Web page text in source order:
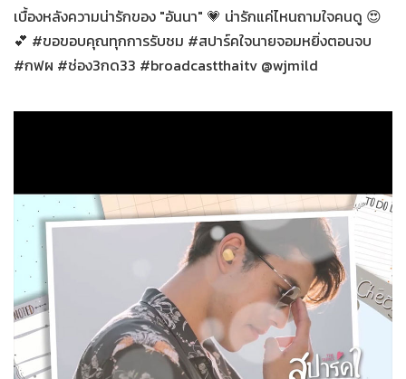
เบื้องหลังความน่ารักของ "อันนา" 💗 น่ารักแค่ไหนถามใจคนดู 😍
💕 #ขอขอบคุณทุกการรับชม #สปาร์คใจนายจอมหยิ่งตอนจบ
#กฟผ #ช่อง3กด33 #broadcastthaitv @wjmild